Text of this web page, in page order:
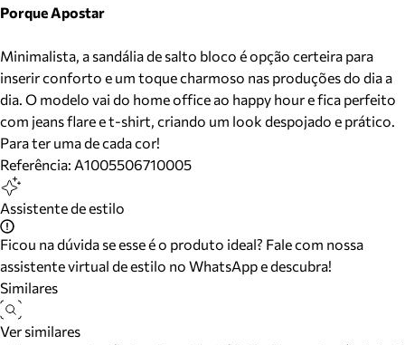
Porque Apostar
Minimalista, a sandália de salto bloco é opção certeira para
inserir conforto e um toque charmoso nas produções do dia a
dia. O modelo vai do home office ao happy hour e fica perfeito
com jeans flare e t-shirt, criando um look despojado e prático.
Para ter uma de cada cor!
Referência: A1005506710005
Assistente de estilo
Ficou na dúvida se esse é o produto ideal? Fale com nossa
assistente virtual de estilo no WhatsApp e descubra!
Similares
Ver similares